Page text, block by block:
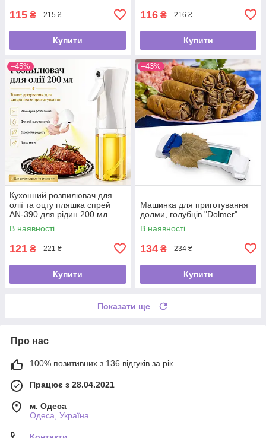
115 ₴ 215 ₴
Купити
116 ₴ 216 ₴
Купити
–45%
Кухонний розпилювач для
олії та оцту пляшка спрей
AN-390 для рідин 200 мл
В наявності
121 ₴ 221 ₴
Купити
–43%
Машинка для приготування
долми, голубців "Dolmer"
В наявності
134 ₴ 234 ₴
Купити
Показати ще
Про нас
100% позитивних з 136 відгуків за рік
Працює з 28.04.2021
м. Одеса
Одеса, Україна